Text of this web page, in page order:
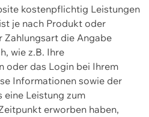
kostenpflichtig Leistungen
je nach Produkt oder
Zahlungsart die Angabe
wie z.B. Ihre
oder das Login bei Ihrem
Informationen sowie der
eine Leistung zum
erworben haben,